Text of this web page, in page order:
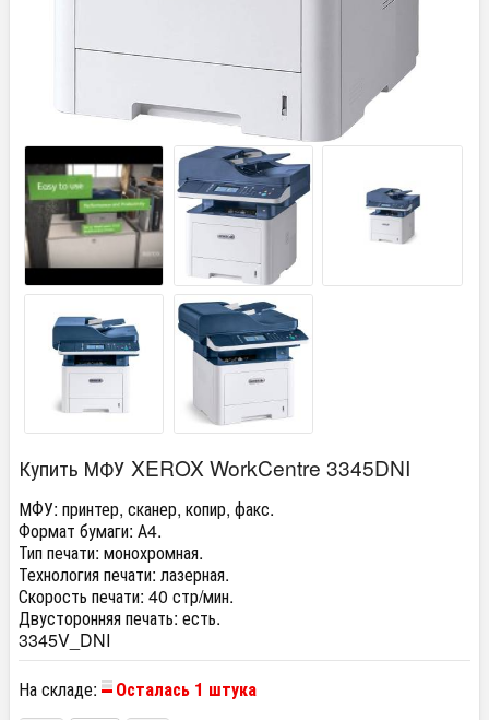
Купить МФУ XEROX WorkCentre 3345DNI
МФУ: принтер, сканер, копир, факс.
Формат бумаги: А4.
Тип печати: монохромная.
Технология печати: лазерная.
Скорость печати: 40 стр/мин.
Двусторонняя печать: есть.
3345V_DNI
На складе:
Осталась 1 штука